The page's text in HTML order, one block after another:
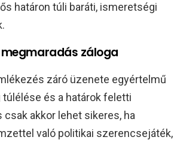
határon túli baráti, ismeretségi
megmaradás záloga
záró üzenete egyértelmű
túlélése és a határok feletti
akkor lehet sikeres, ha
való politikai szerencsejáték,